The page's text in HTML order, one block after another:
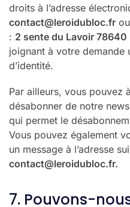
droits à l’adresse
contact@leroidubloc.fr
: 2 sente du Lavoir
joignant à votre demande
d’identité.
Par ailleurs, vous pouvez
désabonner de notre
qui permet le
Vous pouvez également
un message à l’adresse
contact@leroidubloc.fr.
7. Pouvons-